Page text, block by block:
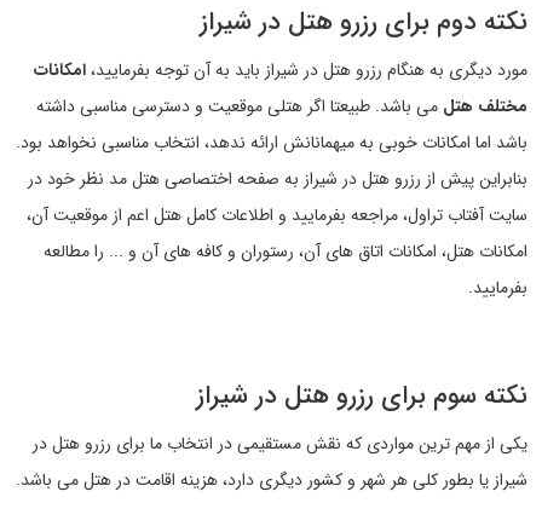
نکته دوم برای رزرو هتل در شیراز
مورد دیگری به هنگام رزرو هتل در شیراز باید به آن توجه بفرمایید،امکانات
مختلف هتل می باشد. طبیعتا اگر هتلی موقعیت و دسترسی مناسبی داشته
باشد اما امکانات خوبی به میهمانانش ارائه ندهد، انتخاب مناسبی نخواهد بود.
بنابراین پیش از رزرو هتل در شیراز به صفحه اختصاصی هتل مد نظر خود در
سایت آفتاب تراول، مراجعه بفرمایید و اطلاعات کامل هتل اعم از موقعیت آن،
امکانات هتل، امکانات اتاق های آن، رستوران و کافه های آن و ... را مطالعه
بفرمایید.
نکته سوم برای رزرو هتل در شیراز
یکی از مهم ترین مواردی که نقش مستقیمی در انتخاب ما برای رزرو هتل در
شیراز یا بطور کلی هر شهر و کشور دیگری دارد، هزینه اقامت در هتل می باشد.